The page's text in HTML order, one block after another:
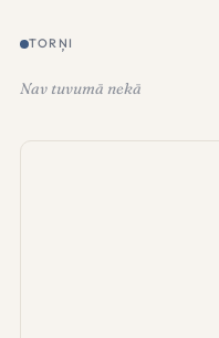
TORŅI
Nav tuvumā nekā